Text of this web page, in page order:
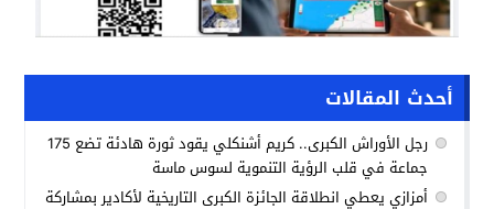
أحدث المقالات
رجل الأوراش الكبرى.. كريم أشنكلي يقود ثورة هادئة تضع 175
جماعة في قلب الرؤية التنموية لسوس ماسة
أمزازي يعطي انطلاقة الجائزة الكبرى التاريخية لأكادير بمشاركة